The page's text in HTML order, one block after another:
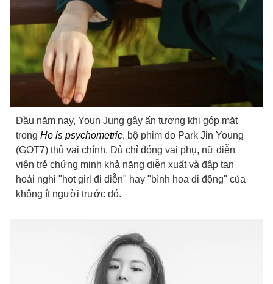
Đầu năm nay, Youn Jung gây ấn tượng khi góp mặt
trongHe is psychometric, bộ phim do Park Jin Young
(GOT7) thủ vai chính. Dù chỉ đóng vai phụ, nữ diễn
viên trẻ chứng minh khả năng diễn xuất và đập tan
hoài nghi "hot girl đi diễn" hay "bình hoa di động" của
không ít người trước đó.